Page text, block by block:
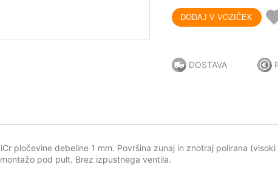
DOSTAVA
pločevine debeline 1 mm. Površina zunaj in znotraj polirana
pod pult. Brez izpustnega ventila.